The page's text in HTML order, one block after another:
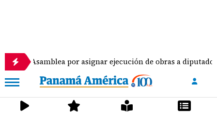
la Asamblea por asignar ejecución de obras a diputados